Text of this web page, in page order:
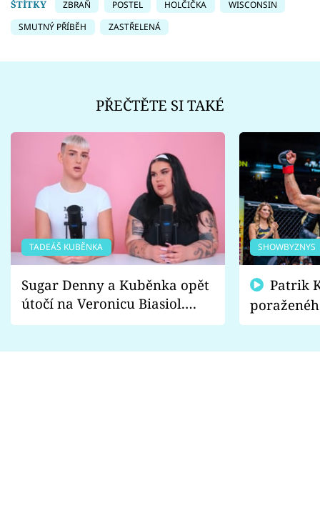
ŠTÍTKY ZBRAŇ POSTEL HOLČIČKA
WISCONSIN
SMUTNÝ PŘÍBĚH
ZASTŘELENÁ
PŘEČTĚTE SI TAKÉ
TADEÁŠ KUBĚNKA
Sugar Denny a Kuběnka opět
útočí na Veronicu Biasiol.
Proč je podle nich falešná a
SHOWBYZNYS
fanoušci